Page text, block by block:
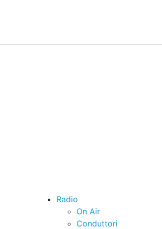
Radio
On Air
Conduttori